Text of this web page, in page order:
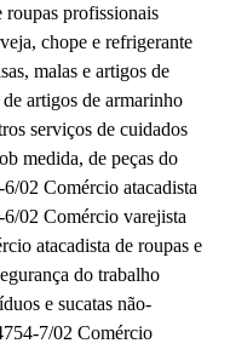
roupas profissionais
chope e refrigerante
malas e artigos de
artigos de armarinho
serviços de cuidados
medida, de peças do
02 Comércio atacadista
02 Comércio varejista
atacadista de roupas e
do trabalho
e sucatas não-
7/02 Comércio